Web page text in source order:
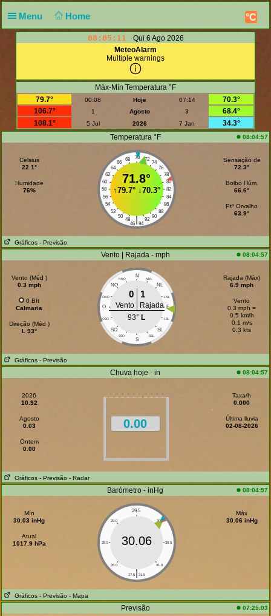
Menu Home °C
08:05:12
Qui 6 Ago 2026
MeteoAlarm
Multiple warnings
Máx-Mín Temperatura °F
79.7°
00:08 Hoje 07:14
70.3°
106.7°
1 Agosto 3
68.4°
108.1°
5 Jul 2026 7 Jan
34.3°
Temperatura °F
08:04:57
Celsius
22.1°
Humidade
76%
70
68 72
66
74
64
76
62
78
60
80
58
82
56
84
54
86
52
88
50
90
48 92
|
46 94
71.8°
↑79.7°↓70.3°
Sensação de
72.3°
Bolbo Húm.
66.6°
Ptº Orvalho
63.9°
Gráficos - Previsão
Vento | Rajada - mph 08:04:57
Vento (Méd )
0.3 mph
0 Bft
Calmaria
Direção (Méd )
L 93°
N
NNO NNL
NO NL
ONO LNL
O E
OSO LSL
SO SL
SSO SSL
S
0 1
Vento
Rajada
93° L
Rajada (Máx)
6.9 mph
Vento
0.3 mph =
0.5 km/h
0.1 m/s
0.3 kts
Gráficos - Previsão
Chuva hoje - in 08:04:57
2026
10.92
Agosto
0.03
Ontem
0.00
0.00
Taxa/h
0.000
Última lluvia
02-08-2026
Gráficos - Previsão - Radar
Barómetro - inHg 08:04:57
Mín
30.03 inHg
Atual
1017.9 hPa
29.5
29.0 30.0
28.5 30.5
28.0 31.0
|
27.5 31.5
30.06
Máx
30.06 inHg
Gráficos - Previsão - Mapa
Previsão
07:25:03